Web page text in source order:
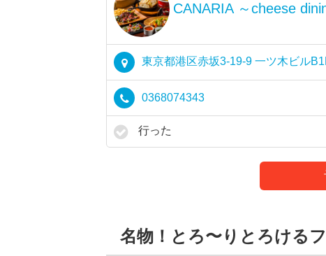
CANARIA ～cheese
東京都港区赤坂3-19-9 一ツ木ビル
0368074343
行った
名物！とろ〜りとろける